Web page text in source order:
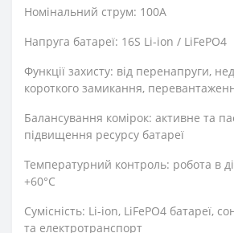
Номінальний струм: 100A
Напруга батареї: 16S Li-ion / LiFePO4
Функції захисту: від перенапруги,
короткого замикання,
Балансування комірок: активне та
підвищення ресурсу батареї
Температурний контроль: робота в
+60°C
Сумісність: Li-ion, LiFePO4 батареї,
та електротранспорт